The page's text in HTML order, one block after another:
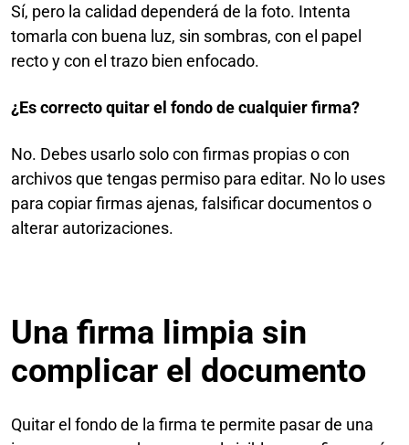
Sí, pero la calidad dependerá de la foto. Intenta
tomarla con buena luz, sin sombras, con el papel
recto y con el trazo bien enfocado.
¿Es correcto quitar el fondo de cualquier firma?
No. Debes usarlo solo con firmas propias o con
archivos que tengas permiso para editar. No lo uses
para copiar firmas ajenas, falsificar documentos o
alterar autorizaciones.
Una firma limpia sin
complicar el documento
Quitar el fondo de la firma te permite pasar de una